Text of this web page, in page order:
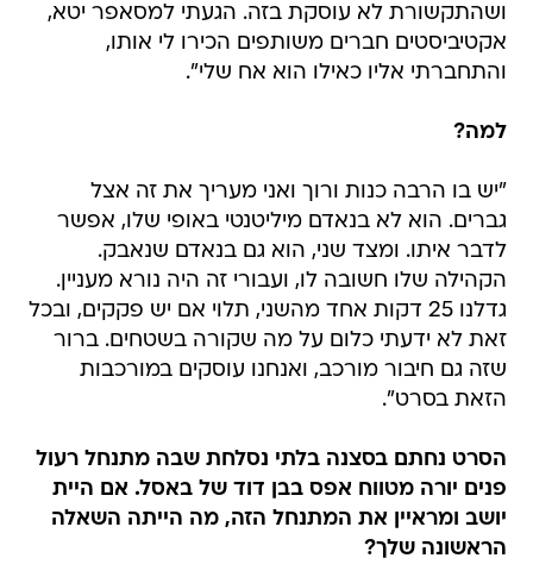
ושהתקשורת לא עוסקת בזה. הגעתי למסאפר יטא,
אקטיביסטים חברים משותפים הכירו לי אותו,
והתחברתי אליו כאילו הוא אח שלי".
למה?
"יש בו הרבה כנות ורוך ואני מעריך את זה אצל
גברים. הוא לא בנאדם מיליטנטי באופי שלו, אפשר
לדבר איתו. ומצד שני, הוא גם בנאדם שנאבק.
הקהילה שלו חשובה לו, ועבורי זה היה נורא מעניין.
גדלנו 25 דקות אחד מהשני, תלוי אם יש פקקים, ובכל
זאת לא ידעתי כלום על מה שקורה בשטחים. ברור
שזה גם חיבור מורכב, ואנחנו עוסקים במורכבות
הזאת בסרט".
הסרט נחתם בסצנה בלתי נסלחת שבה מתנחל רעול
פנים יורה מטווח אפס בבן דוד של באסל. אם היית
יושב ומראיין את המתנחל הזה, מה הייתה השאלה
הראשונה שלך?